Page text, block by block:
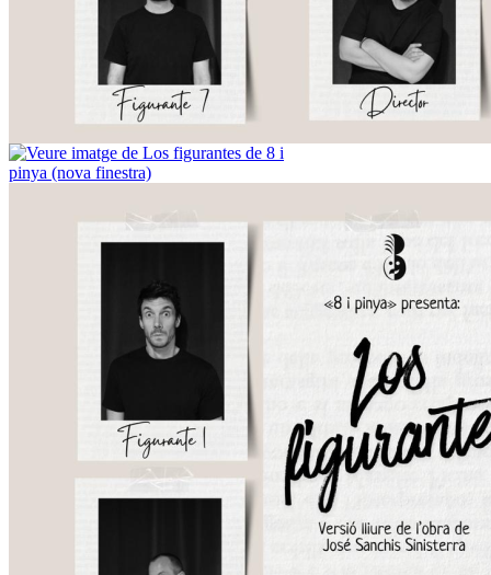
Centre
la
403 61
Avís legal